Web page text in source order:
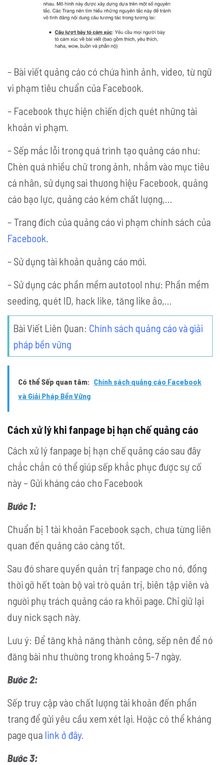
– Bài viết quảng cáo có chứa hình ảnh, video, từ ngữ
vi phạm tiêu chuẩn của Facebook.
– Facebook thực hiện chiến dịch quét những tài
khoản vi phạm.
– Sếp mắc lỗi trong quá trình tạo quảng cáo như:
Chèn quá nhiều chữ trong ảnh, nhắm vào mục tiêu
cá nhân, sử dụng sai thương hiệu Facebook, quảng
cáo bạo lực, quảng cáo kém chất lượng,…
– Trang đích của quảng cáo vi phạm chính sách của
Facebook
– Sử dụng tài khoản quảng cáo mới.
– Sử dụng các phần mềm autotool như: Phần mềm
seeding, quét ID, hack like, tăng like ảo,…
Bài Viết Liên Quan: Chính sách quảng cáo và giải
pháp bền vững
Có thể Sếp quan tâm: Chính sách quảng cáo Facebook
và Giải Pháp Bền Vững
Cách xử lý khi fanpage bị hạn chế quảng cáo
Cách xử lý fanpage bị hạn chế quảng cáo sau đây
chắc chắn có thể giúp sếp khắc phục được sự cố
này – Gửi kháng cáo cho Facebook
Bước 1:
Chuẩn bị 1 tài khoản Facebook sạch, chưa từng liên
quan đến quảng cáo càng tốt.
Sau đó share quyền quản trị fanpage cho nó, đồng
thời gỡ hết toàn bộ vai trò quản trị, biên tập viên và
người phụ trách quảng cáo ra khỏi page. Chỉ giữ lại
duy nick sạch này.
Lưu ý: Để tăng khả năng thành công, sếp nên để nó
đăng bài như thường trong khoảng 5-7 ngày.
Bước 2:
Sếp truy cập vào chất lượng tài khoản đến phần
trang để gửi yêu cầu xem xét lại. Hoặc có thể kháng
page qua link ở đây.
Bước 3: